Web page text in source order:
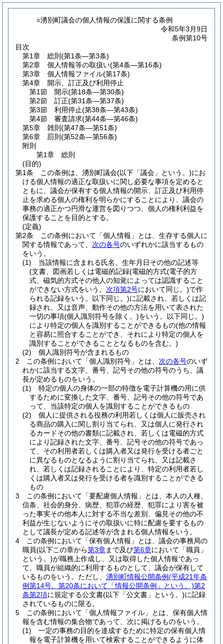
○湧別町議会の個人情報の保護に関する条例
令和5年3月9日
条例第10号
目次
第1章
総則 (第1条―第3条)
第2章
個人情報等の取扱い(第4条―第16条)
第3章
個人情報ファイル(第17条)
第4章
開示、訂正及び利用停止
第1節
開示(第18条―第30条)
第2節
訂正(第31条―第37条)
第3節
利用停止(第38条―第43条)
第4節
審査請求(第44条―第46条)
第5章
雑則 (第47条―第51条)
第6章
罰則 (第52条―第56条)
附則
第1章
総則
(目的)
第1条
この条例は、湧別町議会(以下「議会」という。)にお
ける個人情報の適正な取扱いに関し必要な事項を定めると
ともに、議会が保有する個人情報の開示、訂正及び利用停
止を求める個人の権利を明らかにすることにより、議会の
事務の適正かつ円滑な運営を図りつつ、個人の権利利益を
保護することを目的とする。
(定義)
第2条
この条例において「個人情報」とは、生存する個人に
関する情報であって、 次の各号のいずれかに該当するもの
をいう。
(1)
当該情報に含まれる氏名、生年月日その他の記述等
(文書、図画若しくは電磁的記録(電磁的方式(電子的方
式、磁気的方式その他人の知覚によっては認識すること
ができない方式をいう。 次項第2号において同じ。)で作
られる記録をいう。以下同じ。)に記載され、若しくは記
録され、又は音声、動作その他の方法を用いて表された
一切の事項(個人識別符号を除く。)をいう。以下同じ。)
により特定の個人を識別することができるもの(他の情報
と容易に照合することができ、それにより特定の個人を
識別することができることとなるものを含む。)
(2)
個人識別符号が含まれるもの
2
この条例において「個人識別符号」とは、 次の各号のいず
れかに該当する文字、番号、記号その他の符号のうち、議
長が定めるものをいう。
(1)
特定の個人の身体の一部の特徴を電子計算機の用に供
するために変換した文字、番号、記号その他の符号であ
って、当該特定の個人を識別することができるもの
(2)
個人に提供される役務の利用若しくは個人に販売され
る商品の購入に関し割り当てられ、又は個人に発行され
るカードその他の書類に記載され、若しくは電磁的方式
により記録された文字、番号、記号その他の符号であっ
て、その利用者若しくは購入者又は発行を受ける者ごと
に異なるものとなるように割り当てられ、又は記載さ
れ、若しくは記録されることにより、特定の利用者若し
くは購入者又は発行を受ける者を識別することができる
もの
3
この条例において「要配慮個人情報」とは、本人の人種、
信条、社会的身分、病歴、犯罪の経歴、犯罪により害を被
った事実その他本人に対する不当な差別、偏見その他の不
利益が生じないようにその取扱いに特に配慮を要するもの
として議長が定める記述等が含まれる個人情報をいう。
4
この条例において「保有個人情報」とは、議会の事務局の
職員(以下この章から第3章まで及び第6章において「職員」
という。)が職務上作成し、又は取得した個人情報であっ
て、職員が組織的に利用するものとして、議会が保有して
いるものをいう。 ただし、 湧別町情報公開条例(平成21年条
例第14号。第20条において「情報公開条例」という。)第2
条第2項に規定する公文書(以下「公文書」という。)に記録
されているものに限る。
5
この条例において「個人情報ファイル」とは、保有個人情
報を含む情報の集合物であって、次に掲げるものをいう。
(1)
一定の事務の目的を達成するために特定の保有個人情
報を電子計算機を用いて検索することができるように体